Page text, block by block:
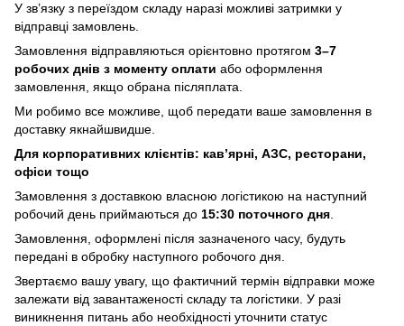
У зв’язку з переїздом складу наразі можливі затримки у
відправці замовлень.
Замовлення відправляються орієнтовно протягом 3–7
робочих днів з моменту оплати або оформлення
замовлення, якщо обрана післяплата.
Ми робимо все можливе, щоб передати ваше замовлення в
доставку якнайшвидше.
Для корпоративних клієнтів: кав’ярні, АЗС, ресторани,
офіси тощо
Замовлення з доставкою власною логістикою на наступний
робочий день приймаються до 15:30 поточного дня.
Замовлення, оформлені після зазначеного часу, будуть
передані в обробку наступного робочого дня.
Звертаємо вашу увагу, що фактичний термін відправки може
залежати від завантаженості складу та логістики. У разі
виникнення питань або необхідності уточнити статус